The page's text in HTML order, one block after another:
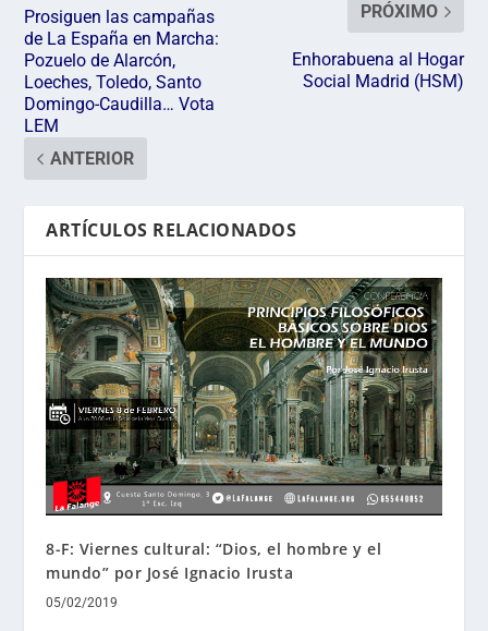
Prosiguen las campañas
de La España en Marcha:
Pozuelo de Alarcón,
Loeches, Toledo, Santo
Domingo-Caudilla… Vota
LEM
ANTERIOR
PRÓXIMO
Enhorabuena al Hogar
Social Madrid (HSM)
ARTÍCULOS RELACIONADOS
8-F: Viernes cultural: “Dios, el hombre y el
mundo” por José Ignacio Irusta
05/02/2019